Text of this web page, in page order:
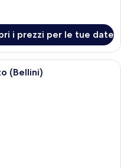
i prezzi per le tue date
camera d'albergo moderna con
(Bellini)